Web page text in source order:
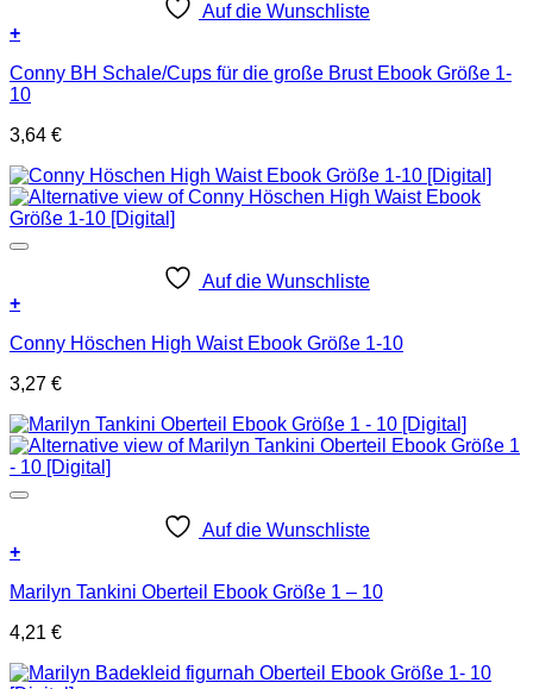
Auf die Wunschliste
+
Conny BH Schale/Cups für die große Brust Ebook Größe 1-
10
3,64 €
Auf die Wunschliste
+
Conny Höschen High Waist Ebook Größe 1-10
3,27 €
Auf die Wunschliste
+
Marilyn Tankini Oberteil Ebook Größe 1 – 10
4,21 €